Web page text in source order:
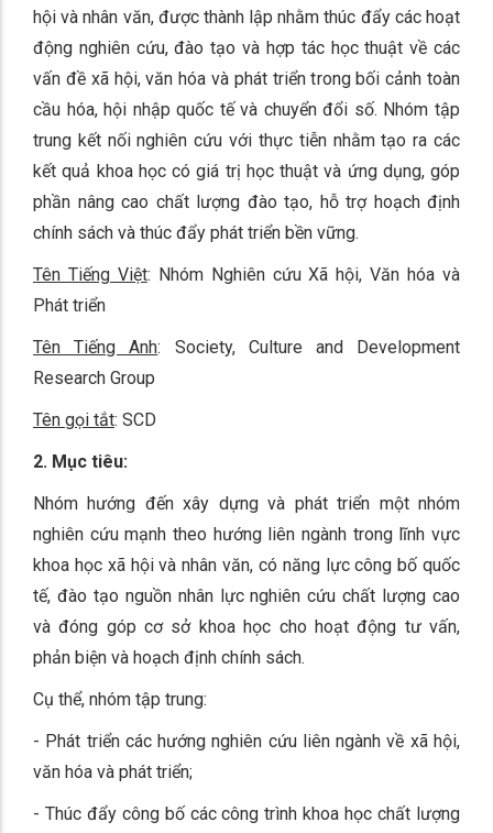
hội và nhân văn, được thành lập nhằm thúc đẩy các hoạt
động nghiên cứu, đào tạo và hợp tác học thuật về các
vấn đề xã hội, văn hóa và phát triển trong bối cảnh toàn
cầu hóa, hội nhập quốc tế và chuyển đổi số. Nhóm tập
trung kết nối nghiên cứu với thực tiễn nhằm tạo ra các
kết quả khoa học có giá trị học thuật và ứng dụng, góp
phần nâng cao chất lượng đào tạo, hỗ trợ hoạch định
chính sách và thúc đẩy phát triển bền vững.
Tên Tiếng Việt: Nhóm Nghiên cứu Xã hội, Văn hóa và
Phát triển
Tên Tiếng Anh: Society, Culture and Development
Research Group
Tên gọi tắt: SCD
2. Mục tiêu:
Nhóm hướng đến xây dựng và phát triển một nhóm
nghiên cứu mạnh theo hướng liên ngành trong lĩnh vực
khoa học xã hội và nhân văn, có năng lực công bố quốc
tế, đào tạo nguồn nhân lực nghiên cứu chất lượng cao
và đóng góp cơ sở khoa học cho hoạt động tư vấn,
phản biện và hoạch định chính sách.
Cụ thể, nhóm tập trung:
- Phát triển các hướng nghiên cứu liên ngành về xã hội,
văn hóa và phát triển;
- Thúc đẩy công bố các công trình khoa học chất lượng